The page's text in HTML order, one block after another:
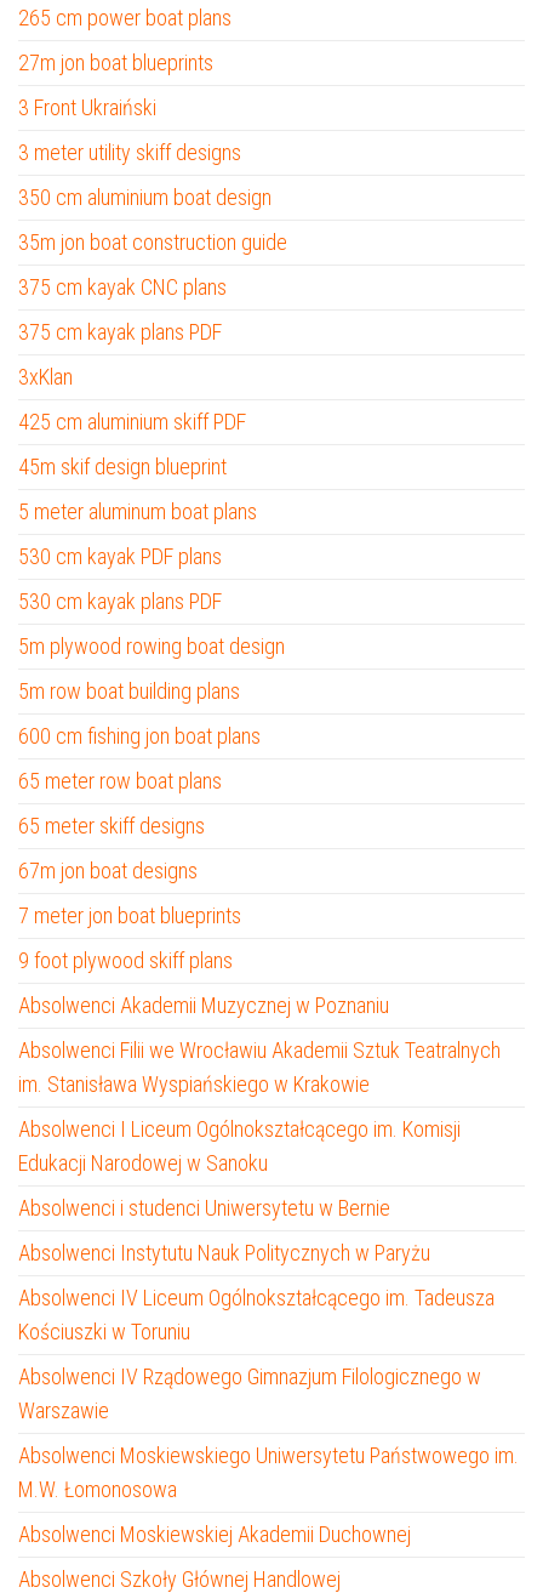
265 cm power boat plans
27m jon boat blueprints
3 Front Ukraiński
3 meter utility skiff designs
350 cm aluminium boat design
35m jon boat construction guide
375 cm kayak CNC plans
375 cm kayak plans PDF
3xKlan
425 cm aluminium skiff PDF
45m skif design blueprint
5 meter aluminum boat plans
530 cm kayak PDF plans
530 cm kayak plans PDF
5m plywood rowing boat design
5m row boat building plans
600 cm fishing jon boat plans
65 meter row boat plans
65 meter skiff designs
67m jon boat designs
7 meter jon boat blueprints
9 foot plywood skiff plans
Absolwenci Akademii Muzycznej w Poznaniu
Absolwenci Filii we Wrocławiu Akademii Sztuk Teatralnych
im. Stanisława Wyspiańskiego w Krakowie
Absolwenci I Liceum Ogólnokształcącego im. Komisji
Edukacji Narodowej w Sanoku
Absolwenci i studenci Uniwersytetu w Bernie
Absolwenci Instytutu Nauk Politycznych w Paryżu
Absolwenci IV Liceum Ogólnokształcącego im. Tadeusza
Kościuszki w Toruniu
Absolwenci IV Rządowego Gimnazjum Filologicznego w
Warszawie
Absolwenci Moskiewskiego Uniwersytetu Państwowego im.
M.W. Łomonosowa
Absolwenci Moskiewskiej Akademii Duchownej
Absolwenci Szkoły Głównej Handlowej